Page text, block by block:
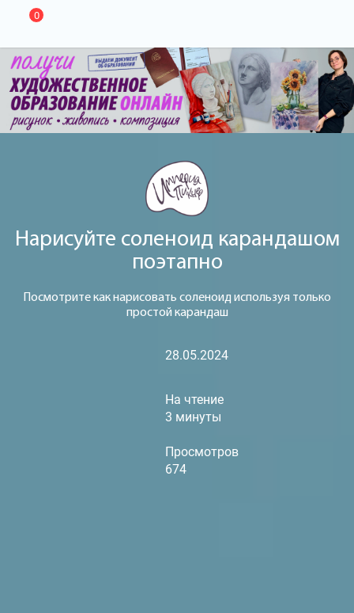
0
Нарисуйте соленоид карандашом
поэтапно
Посмотрите как нарисовать соленоид используя только
простой карандаш
28.05.2024
На чтение
3 минуты
Просмотров
674